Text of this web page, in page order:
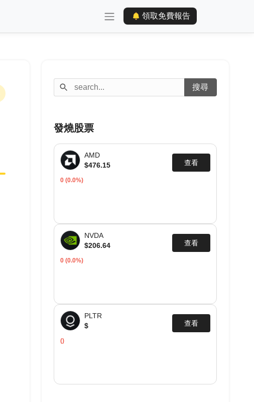
領取免費報告
發燒股票
AMD
$476.15
查看
0 (0.0%)
NVDA
$206.64
查看
0 (0.0%)
PLTR
$
查看
()